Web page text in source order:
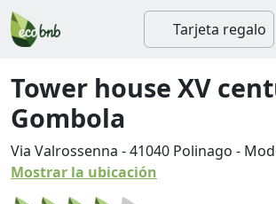
Tarjeta regalo
Tower house XV
Gombola
Via Valrossenna -41040 Polinago -
Mostrar la ubicación